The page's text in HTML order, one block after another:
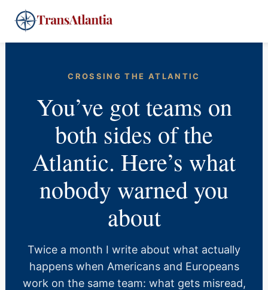
content
CROSSING THE ATLANTIC
You’ve got teams on
both sides of the
Atlantic. Here’s what
nobody warned you
about
Twice a month I write about what actually
happens when Americans and Europeans
work on the same team: what gets misread,